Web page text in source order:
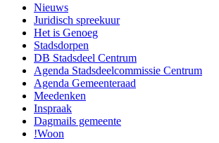
Nieuws
Juridisch spreekuur
Het is Genoeg
Stadsdorpen
DB Stadsdeel Centrum
Agenda Stadsdeelcommissie Centrum
Agenda Gemeenteraad
Meedenken
Inspraak
Dagmails gemeente
!Woon